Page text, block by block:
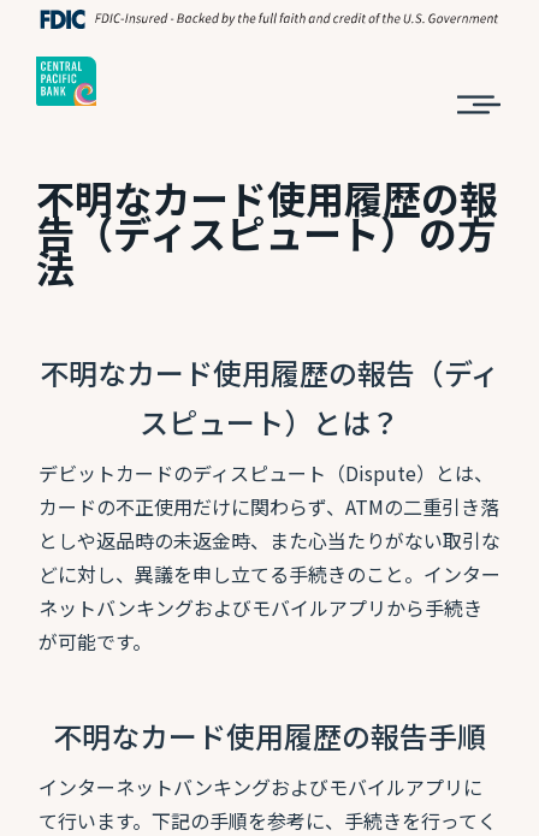
不明なカード使用履歴の報
告（ディスピュート）の方
法
不明なカード使用履歴の報告（ディ
スピュート）とは？
デビットカードのディスピュート（Dispute）とは、
カードの不正使用だけに関わらず、ATMの二重引き落
としや返品時の未返金時、また心当たりがない取引な
どに対し、異議を申し立てる手続きのこと。インター
ネットバンキングおよびモバイルアプリから手続き
が可能です。
不明なカード使用履歴の報告手順
インターネットバンキングおよびモバイルアプリに
て行います。下記の手順を参考に、手続きを行ってく